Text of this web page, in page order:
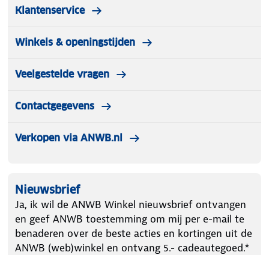
Klantenservice
Winkels & openingstijden
Veelgestelde vragen
Contactgegevens
Verkopen via ANWB.nl
Nieuwsbrief
Ja, ik wil de ANWB Winkel nieuwsbrief ontvangen
en geef ANWB toestemming om mij per e-mail te
benaderen over de beste acties en kortingen uit de
ANWB (web)winkel en ontvang 5.- cadeautegoed.*